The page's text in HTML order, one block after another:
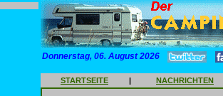
Donnerstag, 06. August 2026
STARTSEITE | NACHRICHTEN